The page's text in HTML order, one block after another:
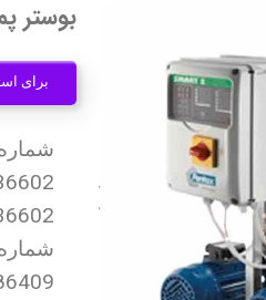
بوستر پمپ
برای